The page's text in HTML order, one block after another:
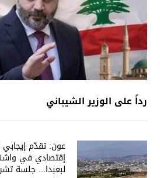
رداً على الوزير الشيباني
عون: تقدّم
إقتصادي في
لبعبدا... جلسة